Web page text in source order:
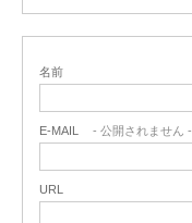
名前
E-MAIL - 公開されません -
URL